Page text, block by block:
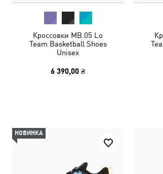
Кроссовки MB.05 Lo
Team Basketball Shoes
Unisex
6 390,00 ₴
НОВИНКА